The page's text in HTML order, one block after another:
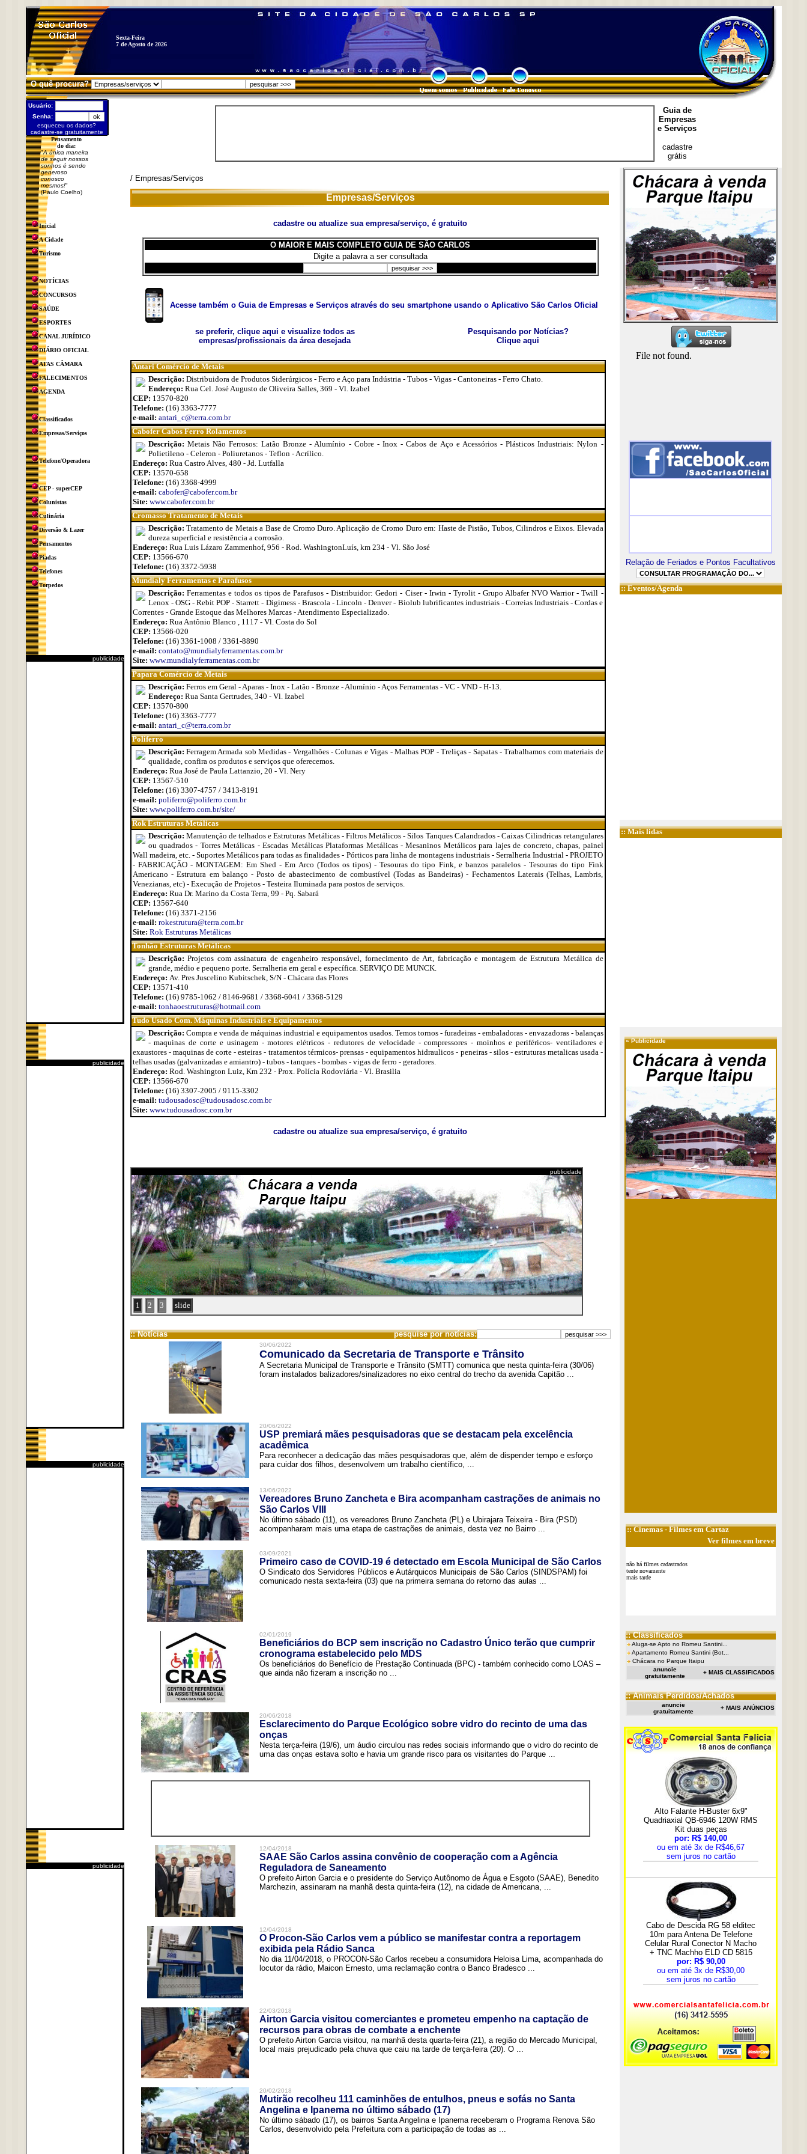
Sexta-Feira
7 de Agosto de 2026
O quê procura?
Usuário:
Senha:
esqueceu os dados?
cadastre-se gratuitamente
Pensamento
do dia:
"A única maneira
de seguir nossos
sonhos é sendo
generoso
conosco
mesmos!"
(Paulo Coelho)
Inicial
A Cidade
Turismo
NOTÍCIAS
CONCURSOS
SAÚDE
ESPORTES
CANAL JURÍDICO
DIÁRIO OFICIAL
ATAS CÂMARA
FALECIMENTOS
AGENDA
Classificados
Empresas/Serviços
Telefone/Operadora
CEP - superCEP
Colunistas
Culinária
Diversão & Lazer
Pensamentos
Piadas
Telefones
Torpedos
publicidade
publicidade
publicidade
publicidade
Guia de
Empresas
e Serviços
cadastre
grátis
/ Empresas/Serviços
Empresas/Serviços
cadastre ou atualize sua empresa/serviço, é gratuito
O MAIOR E MAIS COMPLETO GUIA DE SÃO CARLOS
Digite a palavra a ser consultada
Acesse também o Guia de Empresas e Serviços através do seu smartphone usando o Aplicativo São Carlos Oficial
se preferir, clique aqui e visualize todos as
empresas/profissionais da área desejada
Pesquisando por Notícias?
Clique aqui
Antari Comércio de Metais
Descrição: Distribuidora de Produtos Siderúrgicos - Ferro e Aço para Indústria - Tubos - Vigas - Cantoneiras - Ferro Chato.
Endereço: Rua Cel. José Augusto de Oliveira Salles, 369 - Vl. Izabel
CEP: 13570-820
Telefone: (16) 3363-7777
e-mail: antari_c@terra.com.br
Cabofer Cabos Ferro Rolamentos
Descrição: Metais Não Ferrosos: Latão Bronze - Alumínio - Cobre - Inox - Cabos de Aço e Acessórios - Plásticos Industriais: Nylon -
Polietileno - Celeron - Poliuretanos - Teflon - Acrílico.
Endereço: Rua Castro Alves, 480 - Jd. Lutfalla
CEP: 13570-658
Telefone: (16) 3368-4999
e-mail: cabofer@cabofer.com.br
Site: www.cabofer.com.br
Cromasso Tratamento de Metais
Descrição: Tratamento de Metais a Base de Cromo Duro. Aplicação de Cromo Duro em: Haste de Pistão, Tubos, Cilindros e Eixos. Elevada
dureza superficial e resistência a corrosão.
Endereço: Rua Luis Lázaro Zammenhof, 956 - Rod. WashingtonLuís, km 234 - Vl. São José
CEP: 13566-670
Telefone: (16) 3372-5938
Mundialy Ferramentas e Parafusos
Descrição: Ferramentas e todos os tipos de Parafusos - Distribuidor: Gedori - Ciser - Irwin - Tyrolit - Grupo Albafer NVO Warrior - Twill -
Lenox - OSG - Rebit POP - Starrett - Digimess - Brascola - Lincoln - Denver - Biolub lubrificantes industriais - Correias Industriais - Cordas e
Correntes - Grande Estoque das Melhores Marcas - Atendimento Especializado.
Endereço: Rua Antônio Blanco , 1117 - Vl. Costa do Sol
CEP: 13566-020
Telefone: (16) 3361-1008 / 3361-8890
e-mail: contato@mundialyferramentas.com.br
Site: www.mundialyferramentas.com.br
Papara Comércio de Metais
Descrição: Ferros em Geral - Aparas - Inox - Latão - Bronze - Alumínio - Aços Ferramentas - VC - VND - H-13.
Endereço: Rua Santa Gertrudes, 340 - Vl. Izabel
CEP: 13570-800
Telefone: (16) 3363-7777
e-mail: antari_c@terra.com.br
Poliferro
Descrição: Ferragem Armada sob Medidas - Vergalhões - Colunas e Vigas - Malhas POP - Treliças - Sapatas - Trabalhamos com materiais de
qualidade, confira os produtos e serviços que oferecemos.
Endereço: Rua José de Paula Lattanzio, 20 - Vl. Nery
CEP: 13567-510
Telefone: (16) 3307-4757 / 3413-8191
e-mail: poliferro@poliferro.com.br
Site: www.poliferro.com.br/site/
Rok Estruturas Metálicas
Descrição: Manutenção de telhados e Estruturas Metálicas - Filtros Metálicos - Silos Tanques Calandrados - Caixas Cilindricas retangulares
ou quadrados - Torres Metálicas - Escadas Metálicas Plataformas Metálicas - Mesaninos Metálicos para lajes de concreto, chapas, painel
Wall madeira, etc. - Suportes Metálicos para todas as finalidades - Pórticos para linha de montagens industriais - Serralheria Industrial - PROJETO
- FABRICAÇÃO - MONTAGEM: Em Shed - Em Arco (Todos os tipos) - Tesouras do tipo Fink, e banzos paralelos - Tesouras do tipo Fink
Americano - Estrutura em balanço - Posto de abastecimento de combustível (Todas as Bandeiras) - Fechamentos Laterais (Telhas, Lambris,
Venezianas, etc) - Execução de Projetos - Testeira Iluminada para postos de serviços.
Endereço: Rua Dr. Marino da Costa Terra, 99 - Pq. Sabará
CEP: 13567-640
Telefone: (16) 3371-2156
e-mail: rokestrutura@terra.com.br
Site: Rok Estruturas Metálicas
Tonhão Estruturas Metálicas
Descrição:Projetos com assinatura de engenheiro responsável, fornecimento de Art, fabricação e montagem de Estrutura Metálica de
grande, médio e pequeno porte. Serralheria em geral e específica. SERVIÇO DE MUNCK.
Endereço: Av. Pres Juscelino Kubitschek, S/N - Chácara das Flores
CEP: 13571-410
Telefone: (16) 9785-1062 / 8146-9681 / 3368-6041 / 3368-5129
e-mail: tonhaoestruturas@hotmail.com
Tudo Usado Com. Máquinas Industriais e Equipamentos
Descrição: Compra e venda de máquinas industrial e equipamentos usados. Temos tornos - furadeiras - embaladoras - envazadoras - balanças
- maquinas de corte e usinagem - motores elétricos - redutores de velocidade - compressores - moinhos e periféricos- ventiladores e
exaustores - maquinas de corte - esteiras - tratamentos térmicos- prensas - equipamentos hidraulicos - peneiras - silos - estruturas metalicas usada -
telhas usadas (galvanizadas e amiantro) - tubos - tanques - bombas - vigas de ferro - geradores.
Endereço: Rod. Washington Luiz, Km 232 - Prox. Polícia Rodoviária - Vl. Brasilia
CEP: 13566-670
Telefone: (16) 3307-2005 / 9115-3302
e-mail: tudousadosc@tudousadosc.com.br
Site: www.tudousadosc.com.br
cadastre ou atualize sua empresa/serviço, é gratuito
publicidade
1 2 3 slide
:: Notícias pesquise por notícias:
30/06/2022
Comunicado da Secretaria de Transporte e Trânsito
A Secretaria Municipal de Transporte e Trânsito (SMTT) comunica que nesta quinta-feira (30/06)
foram instalados balizadores/sinalizadores no eixo central do trecho da avenida Capitão ...
20/06/2022
USP premiará mães pesquisadoras que se destacam pela excelência
acadêmica
Para reconhecer a dedicação das mães pesquisadoras que, além de dispender tempo e esforço
para cuidar dos filhos, desenvolvem um trabalho científico, ...
13/06/2022
Vereadores Bruno Zancheta e Bira acompanham castrações de animais no
São Carlos VIII
No último sábado (11), os vereadores Bruno Zancheta (PL) e Ubirajara Teixeira - Bira (PSD)
acompanharam mais uma etapa de castrações de animais, desta vez no Bairro ...
03/09/2021
Primeiro caso de COVID-19 é detectado em Escola Municipal de São Carlos
O Sindicato dos Servidores Públicos e Autárquicos Municipais de São Carlos (SINDSPAM) foi
comunicado nesta sexta-feira (03) que na primeira semana do retorno das aulas ...
02/01/2019
Beneficiários do BCP sem inscrição no Cadastro Único terão que cumprir
cronograma estabelecido pelo MDS
Os beneficiários do Benefício de Prestação Continuada (BPC) - também conhecido como LOAS –
que ainda não fizeram a inscrição no ...
20/06/2018
Esclarecimento do Parque Ecológico sobre vidro do recinto de uma das
onças
Nesta terça-feira (19/6), um áudio circulou nas redes sociais informando que o vidro do recinto de
uma das onças estava solto e havia um grande risco para os visitantes do Parque ...
12/04/2018
SAAE São Carlos assina convênio de cooperação com a Agência
Reguladora de Saneamento
O prefeito Airton Garcia e o presidente do Serviço Autônomo de Água e Esgoto (SAAE), Benedito
Marchezin, assinaram na manhã desta quinta-feira (12), na cidade de Americana, ...
12/04/2018
O Procon-São Carlos vem a público se manifestar contra a reportagem
exibida pela Rádio Sanca
No dia 11/04/2018, o PROCON-São Carlos recebeu a consumidora Heloisa Lima, acompanhada do
locutor da rádio, Maicon Ernesto, uma reclamação contra o Banco Bradesco ...
22/03/2018
Airton Garcia visitou comerciantes e prometeu empenho na captação de
recursos para obras de combate a enchente
O prefeito Airton Garcia visitou, na manhã desta quarta-feira (21), a região do Mercado Municipal,
local mais prejudicado pela chuva que caiu na tarde de terça-feira (20). O ...
20/02/2018
Mutirão recolheu 111 caminhões de entulhos, pneus e sofás no Santa
Angelina e Ipanema no último sábado (17)
No último sábado (17), os bairros Santa Angelina e Ipanema receberam o Programa Renova São
Carlos, desenvolvido pela Prefeitura com a participação de todas as ...
Relação de Feriados e Pontos Facultativos
::Eventos/Agenda
:: Mais lidas
»Publicidade
::Cinemas- Filmes em Cartaz
Ver filmes em breve
não há filmes cadastrados
tente novamente
mais tarde
:: Classificados
Aluga-se Apto no Romeu Santini...
Apartamento Romeu Santini (Bot...
Chácara no Parque Itaipu
anuncie
gratuitamente
+ MAIS CLASSIFICADOS
:: Animais Perdidos/Achados
anuncie
gratuitamente
+ MAIS ANÚNCIOS